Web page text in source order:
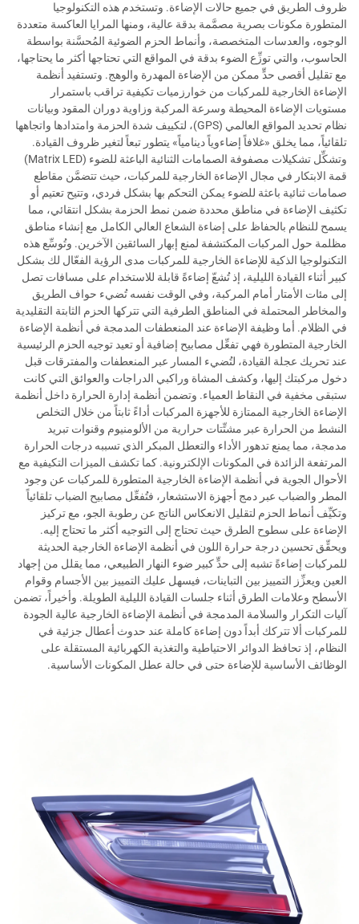
ظروف الطريق في جميع حالات الإضاءة. وتستخدم هذه التكنولوجيا
المتطورة مكونات بصرية مصمَّمة بدقة عالية، ومنها المرايا العاكسة متعددة
الوجوه، والعدسات المتخصصة، وأنماط الحزم الضوئية المُحسَّنة بواسطة
الحاسوب، والتي توزِّع الضوء بدقة في المواقع التي تحتاجها أكثر ما يحتاجها،
مع تقليل أقصى حدٍّ ممكن من الإضاءة المهدرة والوهج. وتستفيد أنظمة
الإضاءة الخارجية للمركبات من خوارزميات تكيفية تراقب باستمرار
مستويات الإضاءة المحيطة وسرعة المركبة وزاوية دوران المقود وبيانات
نظام تحديد المواقع العالمي (GPS)، لتكييف شدة الحزمة وامتدادها واتجاهها
تلقائياً، مما يخلق «غلافاً إضاءوياً دينامياً» يتطور تبعاً لتغير ظروف القيادة.
وتشكِّل تشكيلات مصفوفة الصمامات الثنائية الباعثة للضوء (Matrix LED)
قمة الابتكار في مجال الإضاءة الخارجية للمركبات، حيث تتضمَّن مقاطع
صمامات ثنائية باعثة للضوء يمكن التحكم بها بشكل فردي، وتتيح تعتيم أو
تكثيف الإضاءة في مناطق محددة ضمن نمط الحزمة بشكل انتقائي، مما
يسمح للنظام بالحفاظ على إضاءة الشعاع العالي الكامل مع إنشاء مناطق
مظلمة حول المركبات المكتشفة لمنع إبهار السائقين الآخرين. وتُوسِّع هذه
التكنولوجيا الذكية للإضاءة الخارجية للمركبات مدى الرؤية الفعّال لك بشكل
كبير أثناء القيادة الليلية، إذ تُشعّ إضاءةً قابلة للاستخدام على مسافات تصل
إلى مئات الأمتار أمام المركبة، وفي الوقت نفسه تُضيء حواف الطريق
والمخاطر المحتملة في المناطق الطرفية التي تتركها الحزم الثابتة التقليدية
في الظلام. أما وظيفة الإضاءة عند المنعطفات المدمجة في أنظمة الإضاءة
الخارجية المتطورة فهي تفعِّل مصابيح إضافية أو تعيد توجيه الحزم الرئيسية
عند تحريك عجلة القيادة، لتُضيء المسار عبر المنعطفات والمفترقات قبل
دخول مركبتك إليها، وكشف المشاة وراكبي الدراجات والعوائق التي كانت
ستبقى مخفية في النقاط العمياء. وتضمن أنظمة إدارة الحرارة داخل أنظمة
الإضاءة الخارجية الممتازة للأجهزة المركبات أداءً ثابتاً من خلال التخلص
النشط من الحرارة عبر مشتِّتات حرارية من الألومنيوم وقنوات تبريد
مدمجة، مما يمنع تدهور الأداء والتعطل المبكر الذي تسببه درجات الحرارة
المرتفعة الزائدة في المكونات الإلكترونية. كما تكشف الميزات التكيفية مع
الأحوال الجوية في أنظمة الإضاءة الخارجية المتطورة للمركبات عن وجود
المطر والضباب عبر دمج أجهزة الاستشعار، فتُفعِّل مصابيح الضباب تلقائياً
وتكيِّف أنماط الحزم لتقليل الانعكاس الناتج عن رطوبة الجو، مع تركيز
الإضاءة على سطوح الطرق حيث تحتاج إلى التوجيه أكثر ما تحتاج إليه.
ويحقِّق تحسين درجة حرارة اللون في أنظمة الإضاءة الخارجية الحديثة
للمركبات إضاءةً تشبه إلى حدٍّ كبير ضوء النهار الطبيعي، مما يقلل من إجهاد
العين ويعزِّز التمييز بين التباينات، فيسهل عليك التمييز بين الأجسام وقوام
الأسطح وعلامات الطرق أثناء جلسات القيادة الليلية الطويلة. وأخيراً، تضمن
آليات التكرار والسلامة المدمجة في أنظمة الإضاءة الخارجية عالية الجودة
للمركبات ألا تتركك أبداً دون إضاءة كاملة عند حدوث أعطال جزئية في
النظام، إذ تحافظ الدوائر الاحتياطية والتغذية الكهربائية المستقلة على
الوظائف الأساسية للإضاءة حتى في حالة عطل المكونات الأساسية.